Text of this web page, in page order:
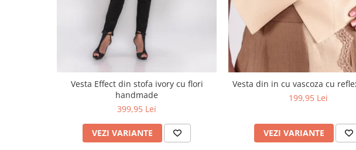
Vesta Effect din stofa ivory cu flori
handmade
399,95 Lei
VEZI VARIANTE
Vesta din in cu vascoza cu
199,95 Lei
VEZI VARIANTE